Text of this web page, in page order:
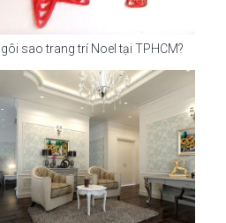
sao trang trí Noel tại TPHCM?